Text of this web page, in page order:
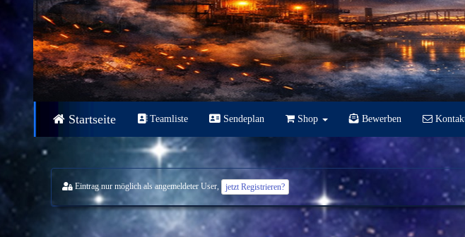
Startseite Teamliste Sendeplan Shop Bewerben
Eintrag nur möglich als angemeldeter User, jetzt Registrieren?